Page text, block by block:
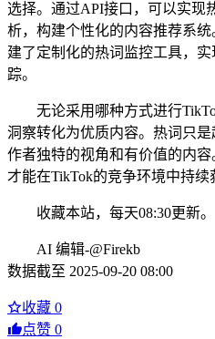
选择。通过API接口，可以实现
析，构建个性化的内容推荐系
建了定制化的热词监控工具，
踪。
无论采用哪种方式进行
洞察转化为优质内容。热词只
作者独特的视角和有价值的内容
才能在TikTok的竞争环境中持续
收藏本站，每天08:30更新。
AI 编辑-@Firekb
数据截至 2025-09-20 08:00
收藏 0
点赞 0